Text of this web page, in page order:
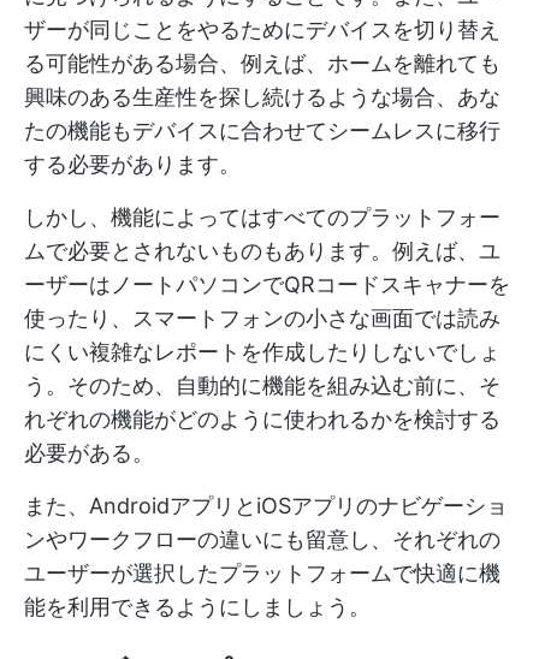
ザーが同じことをやるためにデバイスを切り替え
る可能性がある場合、例えば、ホームを離れても
興味のある生産性を探し続けるような場合、あな
たの機能もデバイスに合わせてシームレスに移行
する必要があります。
しかし、機能によってはすべてのプラットフォー
ムで必要とされないものもあります。例えば、ユ
ーザーはノートパソコンでQRコードスキャナーを
使ったり、スマートフォンの小さな画面では読み
にくい複雑なレポートを作成したりしないでしょ
う。そのため、自動的に機能を組み込む前に、そ
れぞれの機能がどのように使われるかを検討する
必要がある。
また、AndroidアプリとiOSアプリのナビゲーショ
ンやワークフローの違いにも留意し、それぞれの
ユーザーが選択したプラットフォームで快適に機
能を利用できるようにしましょう。